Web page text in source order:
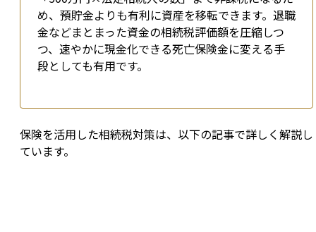
め、預貯金よりも有利に資産を移転できます。退職
金などまとまった資金の相続税評価額を圧縮しつ
つ、速やかに現金化できる死亡保険金に変える手
段としても有用です。
保険を活用した相続税対策は、以下の記事で詳しく解説し
ています。